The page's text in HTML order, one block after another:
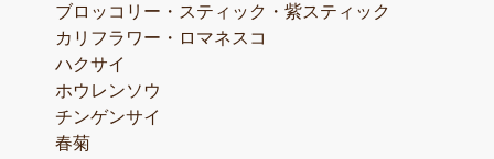
ブロッコリー・スティック・紫スティック
カリフラワー・ロマネスコ
ハクサイ
ホウレンソウ
チンゲンサイ
春菊